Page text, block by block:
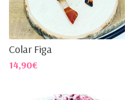
Colar Figa
14,90€